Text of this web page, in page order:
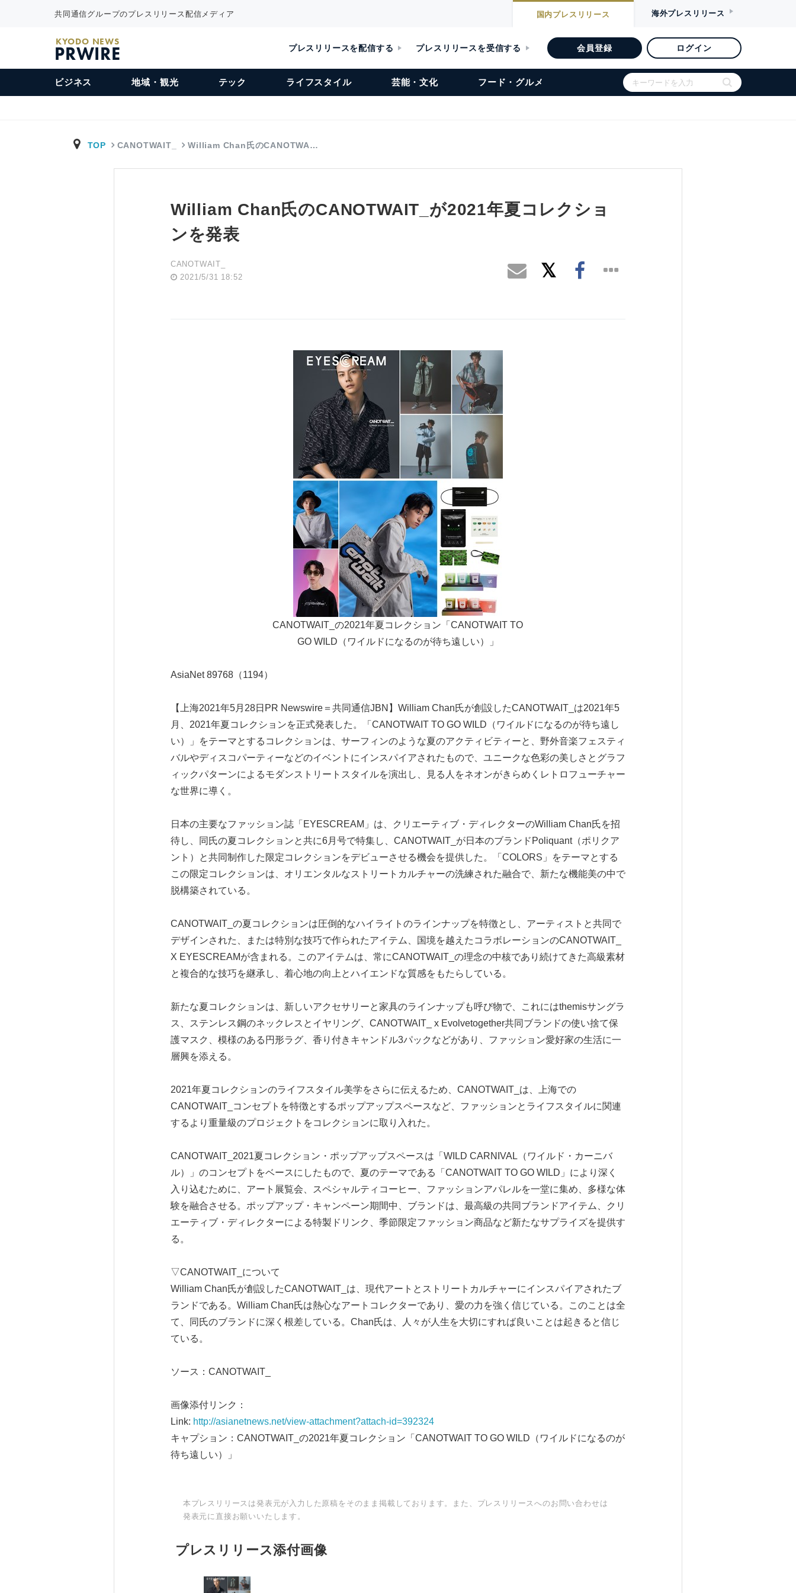
共同通信グループのプレスリリース配信メディア 国内プレスリリース 海外プレスリリース
KYODO NEWS
PRWIRE プレスリリースを配信する プレスリリースを受信する 会員登録 ログイン
ビジネス 地域・観光 テック ライフスタイル 芸能・文化 フード・グルメ
TOP CANOTWAIT_ William Chan氏のCANOTWA…
William Chan氏のCANOTWAIT_が2021年夏コレクショ
ンを発表
CANOTWAIT_
2021/5/31 18:52
CANOTWAIT_の2021年夏コレクション「CANOTWAIT TO
GO WILD（ワイルドになるのが待ち遠しい）」
AsiaNet 89768（1194）
【上海2021年5月28日PR Newswire＝共同通信JBN】William Chan氏が創設したCANOTWAIT_は2021年5
月、2021年夏コレクションを正式発表した。「CANOTWAIT TO GO WILD（ワイルドになるのが待ち遠し
い）」をテーマとするコレクションは、サーフィンのような夏のアクティビティーと、野外音楽フェスティ
バルやディスコパーティーなどのイベントにインスパイアされたもので、ユニークな色彩の美しさとグラフ
ィックパターンによるモダンストリートスタイルを演出し、見る人をネオンがきらめくレトロフューチャー
な世界に導く。
日本の主要なファッション誌「EYESCREAM」は、クリエーティブ・ディレクターのWilliam Chan氏を招
待し、同氏の夏コレクションと共に6月号で特集し、CANOTWAIT_が日本のブランドPoliquant（ポリクア
ント）と共同制作した限定コレクションをデビューさせる機会を提供した。「COLORS」をテーマとする
この限定コレクションは、オリエンタルなストリートカルチャーの洗練された融合で、新たな機能美の中で
脱構築されている。
CANOTWAIT_の夏コレクションは圧倒的なハイライトのラインナップを特徴とし、アーティストと共同で
デザインされた、または特別な技巧で作られたアイテム、国境を越えたコラボレーションのCANOTWAIT_
X EYESCREAMが含まれる。このアイテムは、常にCANOTWAIT_の理念の中核であり続けてきた高級素材
と複合的な技巧を継承し、着心地の向上とハイエンドな質感をもたらしている。
新たな夏コレクションは、新しいアクセサリーと家具のラインナップも呼び物で、これにはthemisサングラ
ス、ステンレス鋼のネックレスとイヤリング、CANOTWAIT_ x Evolvetogether共同ブランドの使い捨て保
護マスク、模様のある円形ラグ、香り付きキャンドル3パックなどがあり、ファッション愛好家の生活に一
層興を添える。
2021年夏コレクションのライフスタイル美学をさらに伝えるため、CANOTWAIT_は、上海での
CANOTWAIT_コンセプトを特徴とするポップアップスペースなど、ファッションとライフスタイルに関連
するより重量級のプロジェクトをコレクションに取り入れた。
CANOTWAIT_2021夏コレクション・ポップアップスペースは「WILD CARNIVAL（ワイルド・カーニバ
ル）」のコンセプトをベースにしたもので、夏のテーマである「CANOTWAIT TO GO WILD」により深く
入り込むために、アート展覧会、スペシャルティコーヒー、ファッションアパレルを一堂に集め、多様な体
験を融合させる。ポップアップ・キャンペーン期間中、ブランドは、最高級の共同ブランドアイテム、クリ
エーティブ・ディレクターによる特製ドリンク、季節限定ファッション商品など新たなサプライズを提供す
る。
▽CANOTWAIT_について
William Chan氏が創設したCANOTWAIT_は、現代アートとストリートカルチャーにインスパイアされたブ
ランドである。William Chan氏は熱心なアートコレクターであり、愛の力を強く信じている。このことは全
て、同氏のブランドに深く根差している。Chan氏は、人々が人生を大切にすれば良いことは起きると信じ
ている。
ソース：CANOTWAIT_
画像添付リンク：
Link: http://asianetnews.net/view-attachment?attach-id=392324
キャプション：CANOTWAIT_の2021年夏コレクション「CANOTWAIT TO GO WILD（ワイルドになるのが
待ち遠しい）」
本プレスリリースは発表元が入力した原稿をそのまま掲載しております。また、プレスリリースへのお問い合わせは
発表元に直接お願いいたします。
プレスリリース添付画像
Japanese